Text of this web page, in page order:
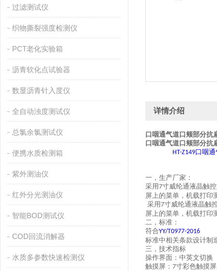
过滤测试仪
织物撕裂强度检测仪
PCT老化实验箱
沥青软化点试验器
数显沥青针入度仪
全自动浊度测试仪
总氯余氯测试仪
便携水质检测箱
紫外测油仪
红外分光测油仪
智能BOD测试仪
COD回流消解器
水质多参数快速检测仪
详情介绍
口咽通气道口颊部分抗
口咽通气道口颊部分抗
HT-Z149口咽
一， 生产厂家：
采用7寸威纶通液晶触
屏上的菜单，机载打印
采用7寸威纶通液晶触
屏上的菜单，机载打印
二， 标准：
符合YY/T0977-2016
标准中相关条款设计制
三， 技术指标
操作界面 ： 中英文切换
触摸屏： 7寸彩色触摸